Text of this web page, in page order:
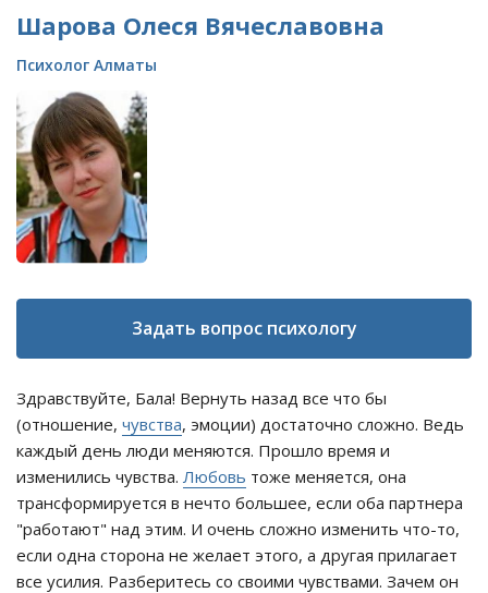
Шарова Олеся Вячеславовна
Психолог Алматы
Задать вопрос психологу
Здравствуйте, Бала! Вернуть назад все что бы
(отношение, чувства, эмоции) достаточно сложно. Ведь
каждый день люди меняются. Прошло время и
изменились чувства. Любовь тоже меняется, она
трансформируется в нечто большее, если оба партнера
"работают" над этим. И очень сложно изменить что-то,
если одна сторона не желает этого, а другая прилагает
все усилия. Разберитесь со своими чувствами. Зачем он